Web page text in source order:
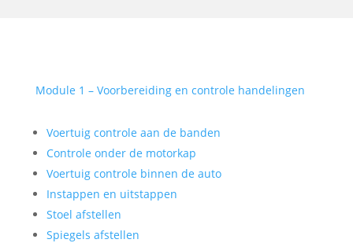
Module 1 – Voorbereiding en controle handelingen
Voertuig controle aan de banden
Controle onder de motorkap
Voertuig controle binnen de auto
Instappen en uitstappen
Stoel afstellen
Spiegels afstellen